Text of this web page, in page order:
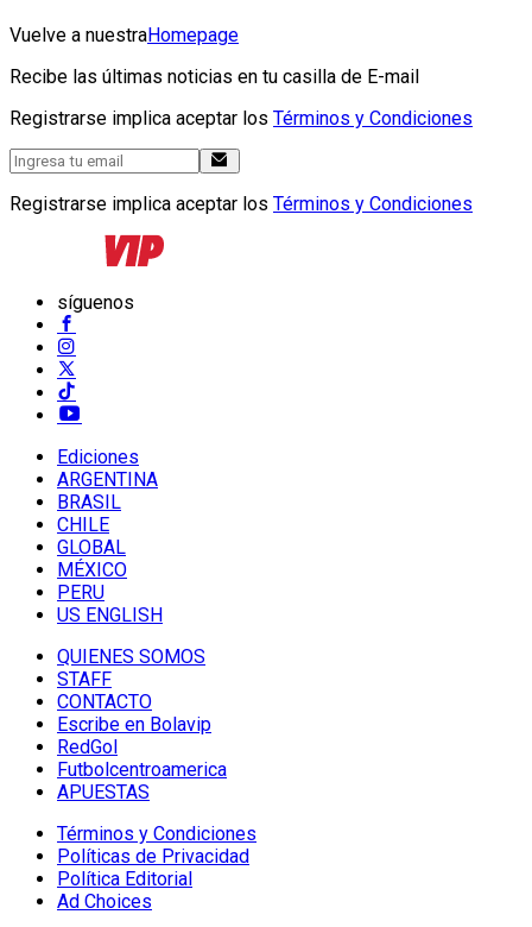
Vuelve a nuestraHomepage
Recibe las últimas noticias en tu casilla de E-mail
Registrarse implica aceptar los Términos y Condiciones
Registrarse implica aceptar los Términos y Condiciones
síguenos
Ediciones
ARGENTINA
BRASIL
CHILE
GLOBAL
MÉXICO
PERU
US ENGLISH
QUIENES SOMOS
STAFF
CONTACTO
Escribe en Bolavip
RedGol
Futbolcentroamerica
APUESTAS
Términos y Condiciones
Políticas de Privacidad
Política Editorial
Ad Choices